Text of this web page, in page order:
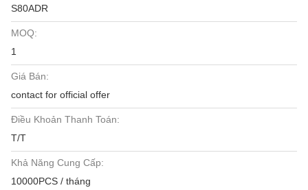
S80ADR
MOQ:
1
Giá Bán:
contact for official offer
Điều Khoản Thanh Toán:
T/T
Khả Năng Cung Cấp:
10000PCS / tháng